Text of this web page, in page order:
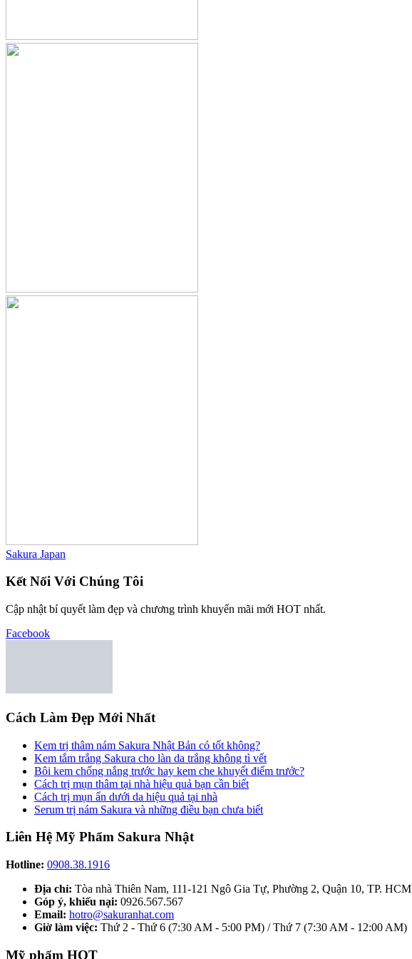
Sakura Japan
Kết Nối Với Chúng Tôi
Cập nhật bí quyết làm đẹp và chương trình khuyến mãi mới HOT nhất.
Facebook
Cách Làm Đẹp Mới Nhất
Kem trị thâm nám Sakura Nhật Bản có tốt không?
Kem tắm trắng Sakura cho làn da trắng không tì vết
Bôi kem chống nắng trước hay kem che khuyết điểm trước?
Cách trị mụn thâm tại nhà hiệu quả bạn cần biết
Cách trị mụn ẩn dưới da hiệu quả tại nhà
Serum trị nám Sakura và những điều bạn chưa biết
Liên Hệ Mỹ Phẩm Sakura Nhật
Hotline: 0908.38.1916
Địa chỉ: Tòa nhà Thiên Nam, 111-121 Ngô Gia Tự, Phường 2, Quận 10, TP. HCM
Góp ý, khiếu nại: 0926.567.567
Email: hotro@sakuranhat.com
Giờ làm việc: Thứ 2 - Thứ 6 (7:30 AM - 5:00 PM) / Thứ 7 (7:30 AM - 12:00 AM)
Mỹ phẩm HOT